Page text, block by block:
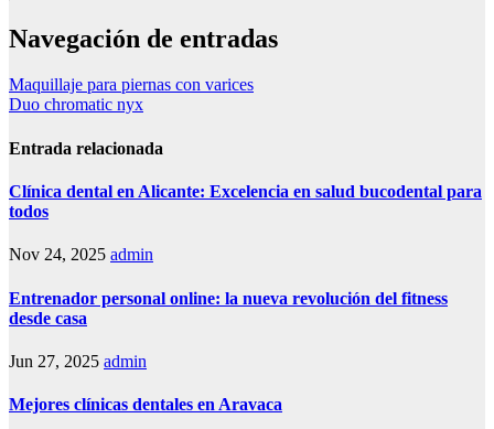
Navegación de entradas
Maquillaje para piernas con varices
Duo chromatic nyx
Entrada relacionada
Clínica dental en Alicante: Excelencia en salud bucodental para
todos
Nov 24, 2025 admin
Entrenador personal online: la nueva revolución del fitness
desde casa
Jun 27, 2025 admin
Mejores clínicas dentales en Aravaca